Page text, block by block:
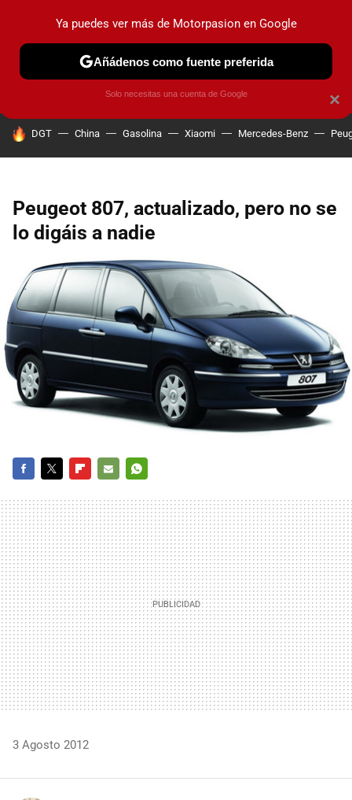
PRUEBAS COCHES ELÉCTRICOS OBSERVATORIO
HOY SE HABLA DE
DGT China Gasolina Xiaomi Mercedes-Benz
Peugeot 807, actualizado, pero no se
lo digáis a nadie
MAIL
3 Agosto 2012
×
Ya puedes ver más de Motorpasion en Google
Añádenos como fuente preferida
Solo necesitas una cuenta de Google